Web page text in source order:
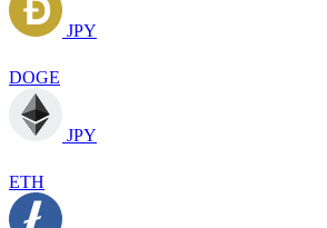
JPY
DOGE
JPY
ETH